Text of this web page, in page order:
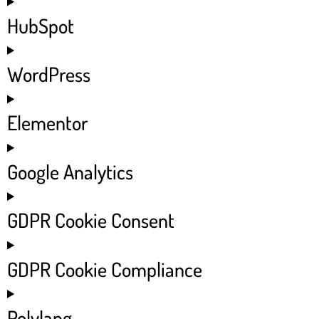
HubSpot
WordPress
Elementor
Google Analytics
GDPR Cookie Consent
GDPR Cookie Compliance